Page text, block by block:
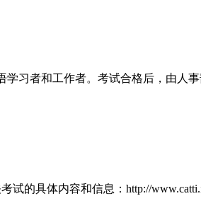
习者和工作者。考试合格后，由人事
的具体内容和信息：http://